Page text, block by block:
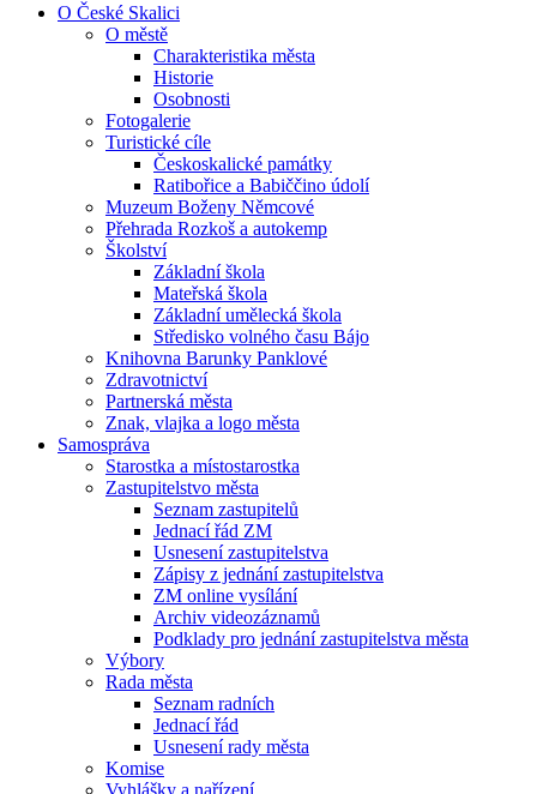
O České Skalici
O městě
Charakteristika města
Historie
Osobnosti
Fotogalerie
Turistické cíle
Českoskalické památky
Ratibořice a Babiččino údolí
Muzeum Boženy Němcové
Přehrada Rozkoš a autokemp
Školství
Základní škola
Mateřská škola
Základní umělecká škola
Středisko volného času Bájo
Knihovna Barunky Panklové
Zdravotnictví
Partnerská města
Znak, vlajka a logo města
Samospráva
Starostka a místostarostka
Zastupitelstvo města
Seznam zastupitelů
Jednací řád ZM
Usnesení zastupitelstva
Zápisy z jednání zastupitelstva
ZM online vysílání
Archiv videozáznamů
Podklady pro jednání zastupitelstva města
Výbory
Rada města
Seznam radních
Jednací řád
Usnesení rady města
Komise
Vyhlášky a nařízení